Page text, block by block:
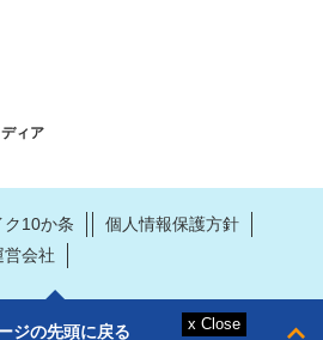
ィア
ク10か条
個人情報保護方針
営会社
ジの先頭に戻る